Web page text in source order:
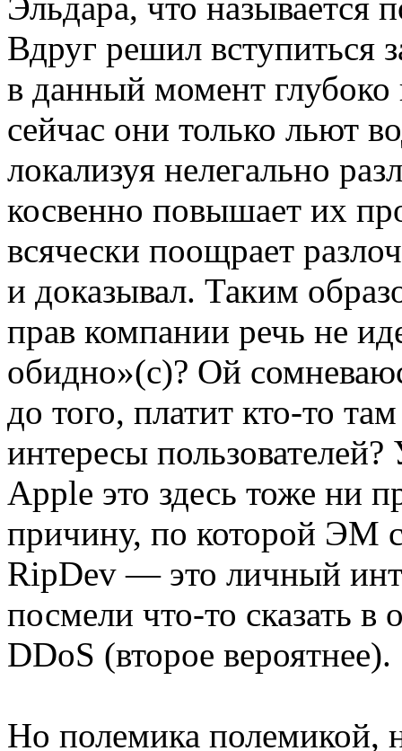
Эльдара, что называется
Вдруг решил вступиться
в данный момент глубоко
сейчас они только льют
локализуя нелегально
косвенно повышает их
всячески поощрает
и доказывал. Таким
прав компании речь не
обидно»(с)? Ой
до того, платит кто-то
интересы
Apple это здесь тоже ни
причину, по которой ЭМ
RipDev — это личный
посмели что-то сказать в
DDoS (второе вероятнее).
Но полемика полемикой,